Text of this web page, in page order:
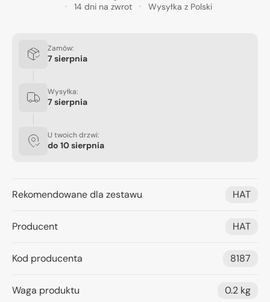
14 dni na zwrot
Wysyłka z Polski
Zamów:
7 sierpnia
Wysyłka:
7 sierpnia
U twoich drzwi:
do 10 sierpnia
Rekomendowane dla zestawu HAT
Producent HAT
Kod producenta 8187
Waga produktu 0.2 kg